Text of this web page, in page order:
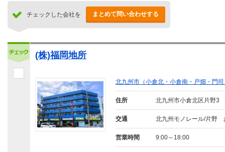
チェックした会社を まとめて問い合わせする
(株)福岡地所
北九州市（小倉北・小倉南・戸畑・門
住所 北九州市小倉北区片野3
交通 北九州モノレール/片野
営業時間 9:00～18:00